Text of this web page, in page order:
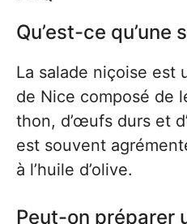
Qu’est-ce qu’une
La salade niçoise est
de Nice composé de
thon, d’œufs durs et
est souvent
à l’huile d’olive.
Peut-on préparer